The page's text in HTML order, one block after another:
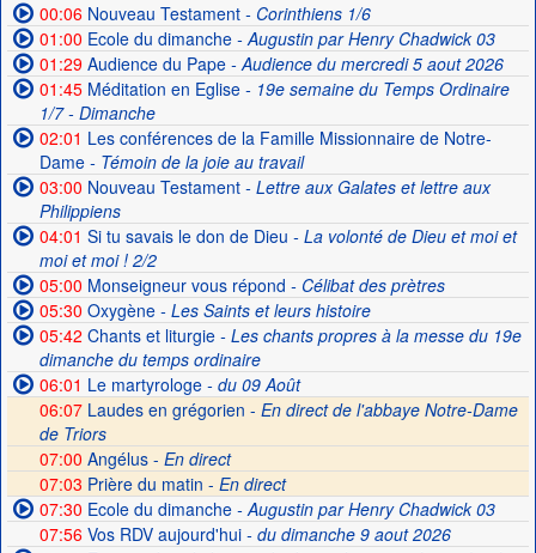
00:06Nouveau Testament- Corinthiens 1/6
01:00 Ecole du dimanche- Augustin par Henry Chadwick 03
01:29Audience du Pape- Audience du mercredi 5 aout 2026
01:45Méditation en Eglise- 19e semaine du Temps Ordinaire
1/7 - Dimanche
02:01 Les conférences de la Famille Missionnaire de Notre-
Dame- Témoin de la joie au travail
03:00 Nouveau Testament- Lettre aux Galates et lettre aux
Philippiens
04:01 Si tu savais le don de Dieu - La volonté de Dieu et moi et
moi et moi ! 2/2
05:00 Monseigneur vous répond - Célibat des prètres
05:30 Oxygène- Les Saints et leurs histoire
05:42 Chants et liturgie- Les chants propres à la messe du 19e
dimanche du temps ordinaire
06:01 Le martyrologe- du 09 Août
06:07Laudes en grégorien - En direct de l'abbaye Notre-Dame
de Triors
07:00 Angélus - En direct
07:03 Prière du matin - En direct
07:30 Ecole du dimanche- Augustin par Henry Chadwick 03
07:56Vos RDV aujourd'hui- du dimanche 9 aout 2026